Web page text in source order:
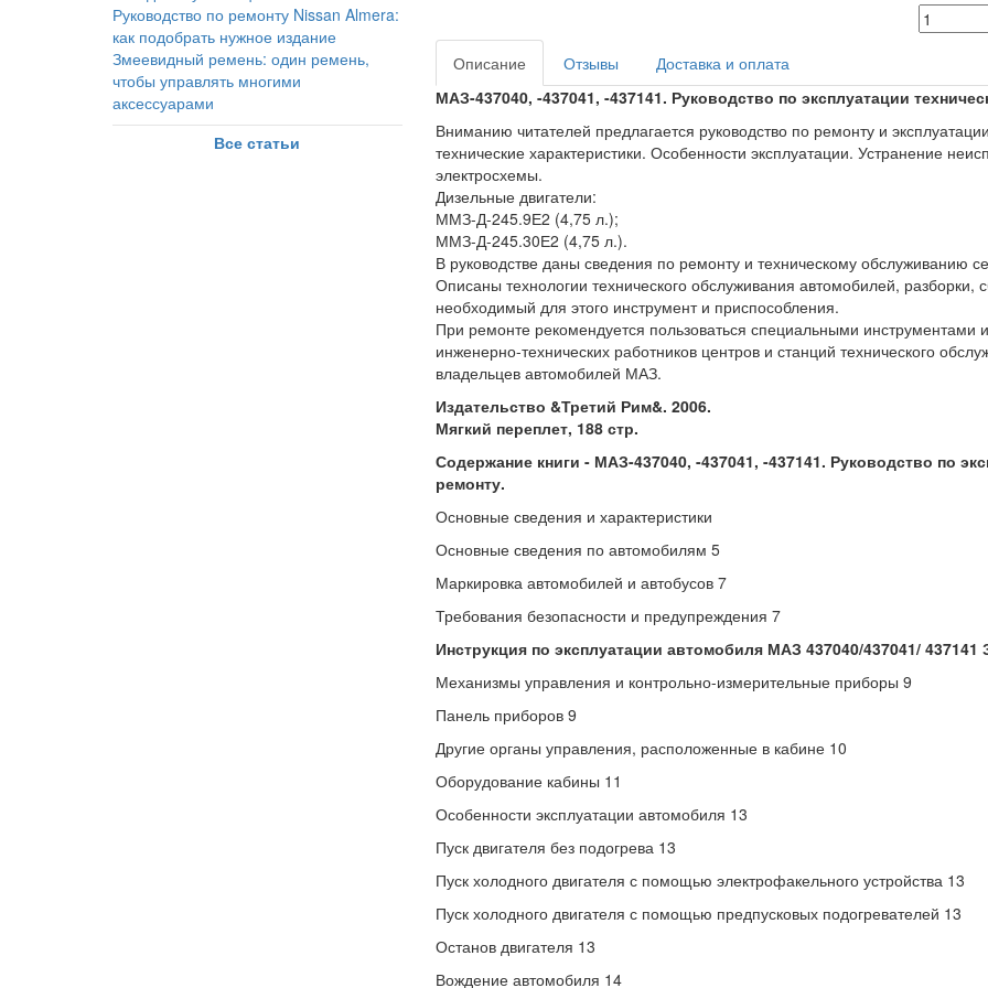
Руководство по ремонту Nissan Almera:
как подобрать нужное издание
Змеевидный ремень: один ремень,
чтобы управлять многими
аксессуарами
Все статьи
Описание
Отзывы
Доставка и оплата
МАЗ-437040, -437041, -437141. Руководство по эксплуатации
Вниманию читателей предлагается руководство по ремонту и
технические характеристики. Особенности эксплуатации. Устранение
электросхемы.
Дизельные двигатели:
ММЗ-Д-245.9Е2 (4,75 л.);
ММЗ-Д-245.30Е2 (4,75 л.).
В руководстве даны сведения по ремонту и техническому обслуживанию
Описаны технологии технического обслуживания автомобилей, разборки,
необходимый для этого инструмент и приспособления.
При ремонте рекомендуется пользоваться специальными инструментами
инженерно-технических работников центров и станций технического
владельцев автомобилей МАЗ.
Издательство &Третий Рим&. 2006.
Мягкий переплет, 188 стр.
Содержание книги - МАЗ-437040, -437041, -437141. Руководство по
ремонту.
Основные сведения и характеристики
Основные сведения по автомобилям 5
Маркировка автомобилей и автобусов 7
Требования безопасности и предупреждения 7
Инструкция по эксплуатации автомобиля МАЗ 437040/437041/ 437141
Механизмы управления и контрольно-измерительные приборы 9
Панель приборов 9
Другие органы управления, расположенные в кабине 10
Оборудование кабины 11
Особенности эксплуатации автомобиля 13
Пуск двигателя без подогрева 13
Пуск холодного двигателя с помощью электрофакельного устройства 13
Пуск холодного двигателя с помощью предпусковых подогревателей 13
Останов двигателя 13
Вождение автомобиля 14